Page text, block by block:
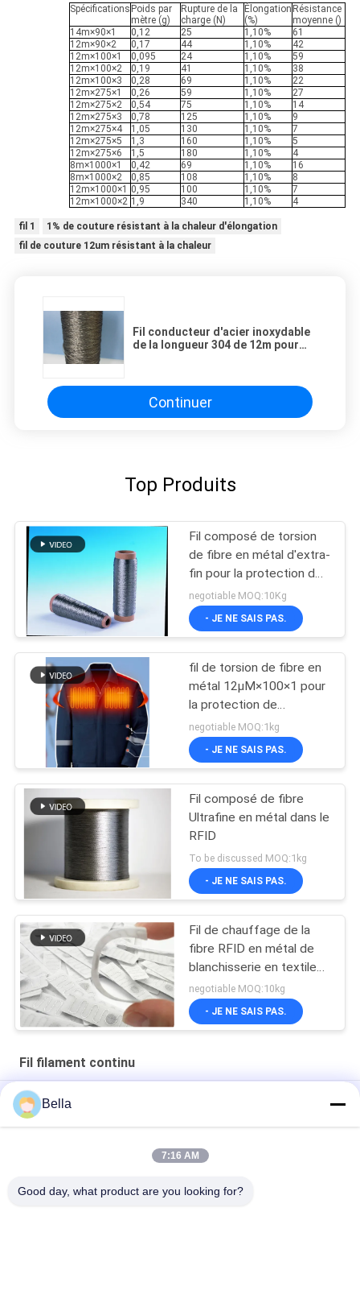
Spécifications Poids par
mètre (g)
Rupture de la
charge (N)
Élongation
(%)
Résistance
moyenne ()
14m×90×1
0,12 25 1,10%
61
12m×90×2
0,17 44 1,10%
42
12m×100×1
0,095 24 1,10%
59
12m×100×2
0,19 41 1,10%
38
12m×100×3
0,28 69 1,10%
22
12m×275×1
0,26 59 1,10%
27
12m×275×2
0,54 75 1,10%
14
12m×275×3
0,78 125 1,10%
9
12m×275×4
1,05 130 1,10%
7
12m×275×5
1,3 160 1,10%
5
12m×275×6
1,5 180 1,10%
4
8m×1000×1
0,42 69 1,10%
16
8m×1000×2
0,85 108 1,10%
8
12m×1000×1 0,95 100 1,10%
7
12m×1000×2 1,9 340 1,10% 4
fil 1
1% de couture résistant à la chaleur d'élongation
fil de couture 12um résistant à la chaleur
Fil conducteur d'acier inoxydable
de la longueur 304 de 12m pour
Continuer
Top Produits
Fil composé de torsion
de fibre en métal d'extra-
fin pour la protection de
chauffage
negotiable MOQ:10Kg
- JE NE SAIS PAS.
fil de torsion de fibre en
métal 12μM×100×1 pour
la protection de
chauffage
negotiable MOQ:1kg
- JE NE SAIS PAS.
Fil composé de fibre
Ultrafine en métal dans le
RFID
To be discussed MOQ:1kg
- JE NE SAIS PAS.
Fil de chauffage de la
fibre RFID en métal de
blanchisserie en textile
électronique
negotiable MOQ:10kg
- JE NE SAIS PAS.
Fil filament continu
électriquement fil 12um tourné conducteur
fil de couture résistant à la chaleur de l'acier inoxydable 316L,
Bella
7:16 AM
Good day, what product are you looking for?